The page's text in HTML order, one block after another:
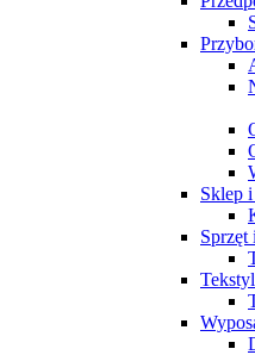
Sklep
Sprzęt